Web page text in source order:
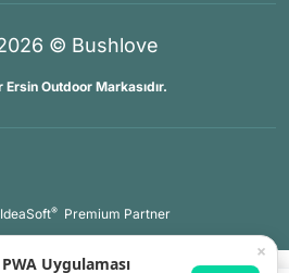
© Bushlove
Ersin Outdoor Markasıdır.
IdeaSoft® Premium Partner
×
Uygulaması